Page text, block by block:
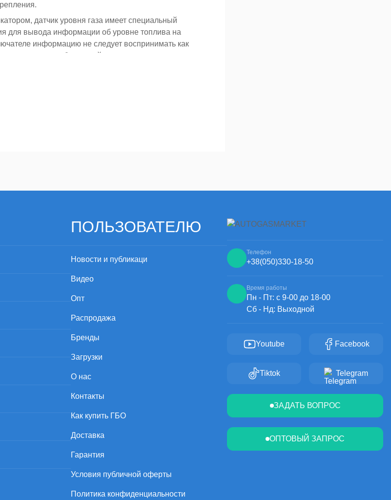
датчик уровня газа имеет специальный
для вывода информации об уровне топлива на
информацию не следует воспринимать как
особенностей измерительного
ПОЛЬЗОВАТЕЛЮ
Новости и публикаци
Видео
Опт
Распродажа
Бренды
Загрузки
О нас
Контакты
Как купить ГБО
Доставка
Гарантия
Условия публичной оферты
Политика конфиденциальности
Телефон
+38(050)330-18-50
Время работы
Пн - Пт: с 9-00 до 18-00
Сб - Нд: Выходной
Youtube Facebook
Tiktok Telegram
ЗАДАТЬ ВОПРОС
ОПТОВЫЙ ЗАПРОС